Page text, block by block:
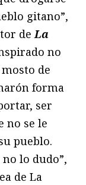
gitano”,
de La
no
de
forma
ser
no se le
pueblo.
no lo dudo”,
de La